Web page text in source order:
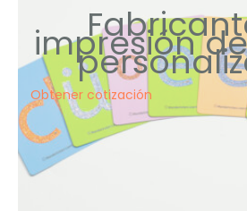
impresión
Obtener cotización